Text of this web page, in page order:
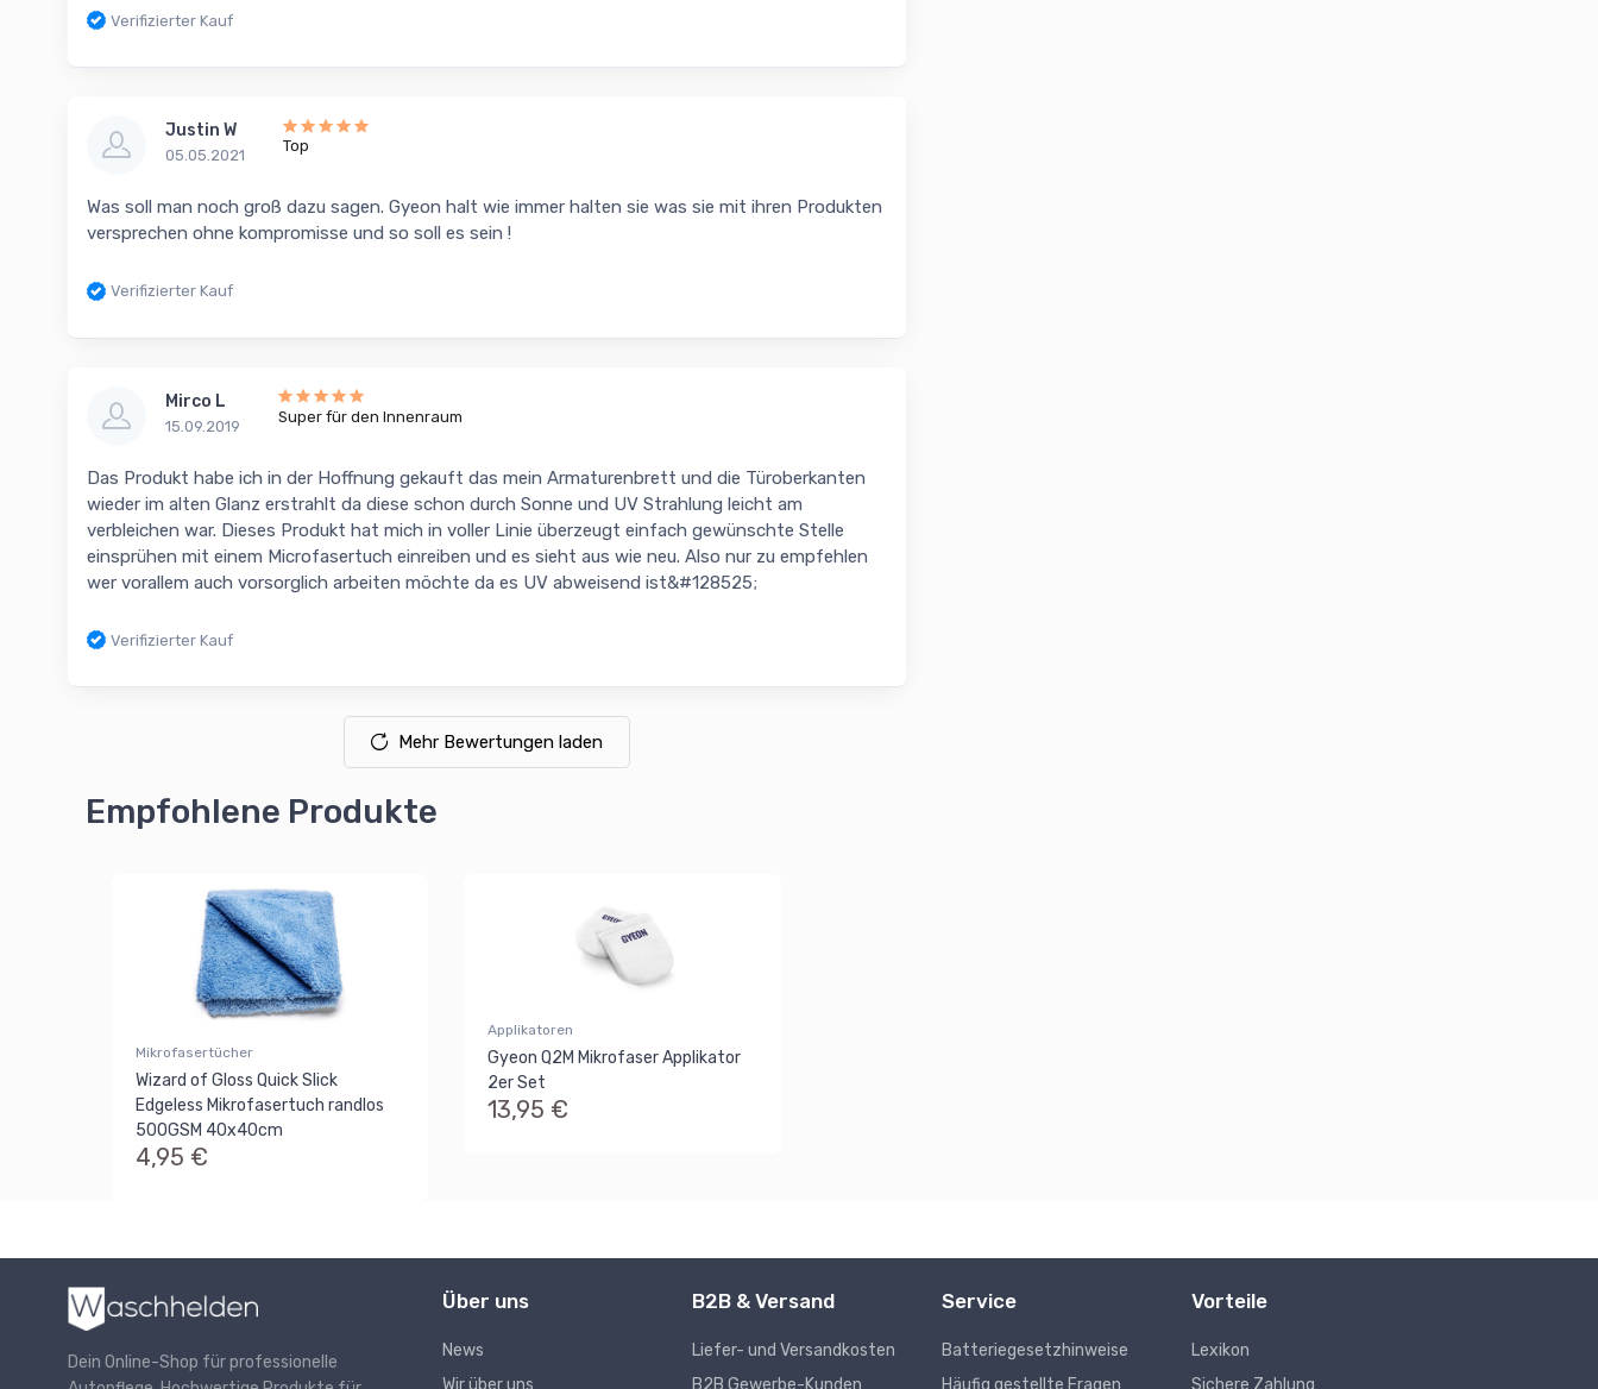
Verifizierter Kauf
Justin W
05.05.2021
Top
Was soll man noch groß dazu sagen. Gyeon halt wie immer halten sie was sie mit ihren Produkten
versprechen ohne kompromisse und so soll es sein !
Verifizierter Kauf
Mirco L
15.09.2019
Super für den Innenraum
Das Produkt habe ich in der Hoffnung gekauft das mein Armaturenbrett und die Türoberkanten
wieder im alten Glanz erstrahlt da diese schon durch Sonne und UV Strahlung leicht am
verbleichen war. Dieses Produkt hat mich in voller Linie überzeugt einfach gewünschte Stelle
einsprühen mit einem Microfasertuch einreiben und es sieht aus wie neu. Also nur zu empfehlen
wer vorallem auch vorsorglich arbeiten möchte da es UV abweisend ist&#128525;
Verifizierter Kauf
Mehr Bewertungen laden
Empfohlene Produkte
Mikrofasertücher
Wizard of Gloss Quick Slick
Edgeless Mikrofasertuch randlos
500GSM 40x40cm
4,95 €
Applikatoren
Gyeon Q2M Mikrofaser Applikator
2er Set
13,95 €
Dein Online-Shop für professionelle
Über uns
News
B2B & Versand
Liefer- und Versandkosten
Service
Batteriegesetzhinweise
Vorteile
Lexikon